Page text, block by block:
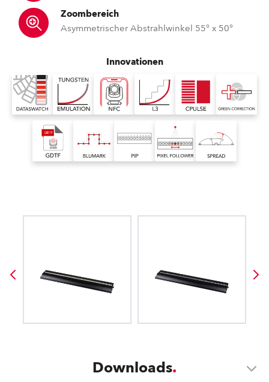
Zoombereich
Asymmetrischer Abstrahlwinkel 55° x 50°
Innovationen
Downloads